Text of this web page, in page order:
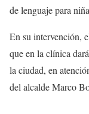
de lenguaje para
En su intervención,
que en la clínica
la ciudad, en
del alcalde Marco